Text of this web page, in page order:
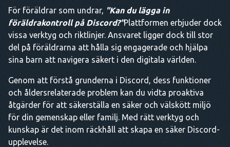
För föräldrar som undrar, "Kan du lägga in
föräldrakontroll på Discord?"Plattformen erbjuder dock
vissa verktyg och riktlinjer. Ansvaret ligger dock till stor
del på föräldrarna att hålla sig engagerade och hjälpa
sina barn att navigera säkert i den digitala världen.
Genom att förstå grunderna i Discord, dess funktioner
och åldersrelaterade problem kan du vidta proaktiva
åtgärder för att säkerställa en säker och välskött miljö
för din gemenskap eller familj. Med rätt verktyg och
kunskap är det inom räckhåll att skapa en säker Discord-
upplevelse.